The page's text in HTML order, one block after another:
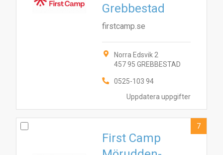
Uppdatera uppgifter
Grebbestad
firstcamp.se
Norra Edsvik 2
457 95 GREBBESTAD
0525-103 94
First Camp
7